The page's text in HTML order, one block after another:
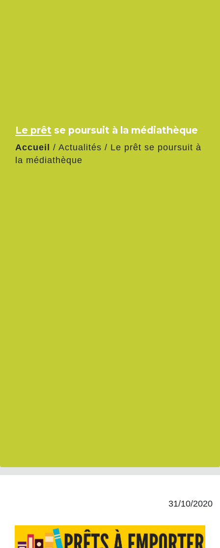
Le prêt se poursuit à la médiathèque
Accueil / Actualités / Le prêt se poursuit à
la médiathèque
31/10/2020